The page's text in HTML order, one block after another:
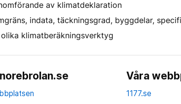
av klimatdeklaration
indata, täckningsgrad, byggdelar,
klimatberäkningsverktyg
Våra
1177.se